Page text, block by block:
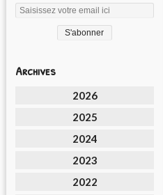
Archives
2026
2025
2024
2023
2022